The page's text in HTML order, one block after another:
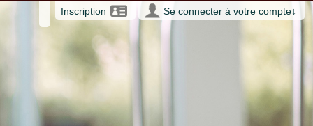
Se connecter à votre compte↓
Inscription